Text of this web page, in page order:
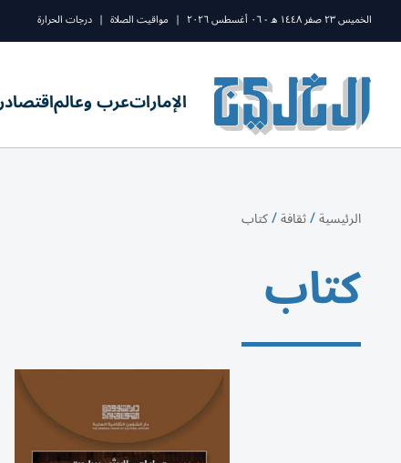
الخميس ٢٣ صفر ١٤٤٨ ه - ٠٦ أغسطس ٢٠٢٦ | مواقيت الصلاة | درجات الحرارة
الإماراتعرب وعالماقتصاد
الرئيسية/ثقافة/كتاب
كتاب